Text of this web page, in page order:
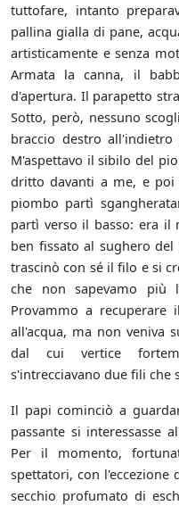
tuttofare, intanto
pallina gialla di pane,
artisticamente e senza
Armata la canna, il
d'apertura. Il parapetto
Sotto, però, nessuno
braccio destro
M'aspettavo il sibilo del
dritto davanti a me, e
piombo partì
partì verso il basso: era il
ben fissato al sughero
trascinò con sé il filo e si
che non sapevamo più
Provammo a
all'acqua, ma non veniva
dal cui vertice
s'intrecciavano due fili che
Il papi cominciò a
passante si interessasse
Per il momento,
spettatori, con
secchio profumato di